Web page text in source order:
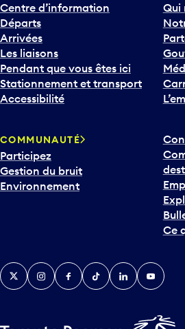
Centre d’information
Départs
Arrivées
Les liaisons
Pendant que vous êtes ici
Stationnement et transport
Accessibilité
Qui
COMMUNAUTÉ
Participez
Gestion du bruit
Environnement
Ce
TwitterInstagramFacebook
TikTokLinkedInYouTube